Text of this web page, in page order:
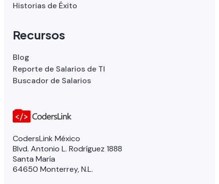
CodersLink México
Blvd. Antonio L. Rodríguez 1888
Santa María
64650 Monterrey, N.L.
Historias de Éxito
Recursos
Blog
Reporte de Salarios de TI
Buscador de Salarios